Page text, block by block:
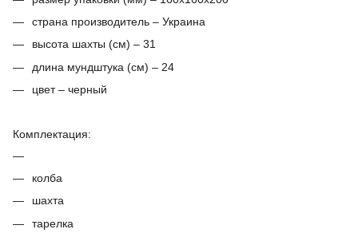
страна производитель – Украина
высота шахты (см) – 31
длина мундштука (см) – 24
цвет – черный
Комплектация:
колба
шахта
тарелка